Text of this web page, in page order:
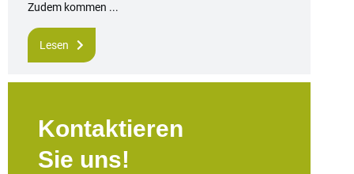
Zudem kommen ...
Lesen
Kontaktieren
Sie uns!